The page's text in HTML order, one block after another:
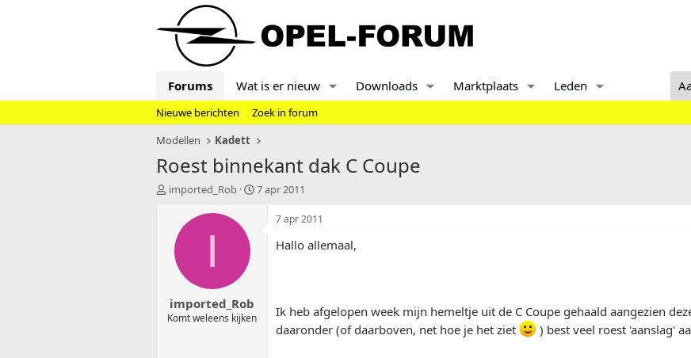
Forums Wat is er nieuw Downloads Marktplaats Leden
Nieuwe berichten
Zoek in forum
Modellen
Kadett
Roest binnekant dak C Coupe
T
r
t
imported_Rob
S
m
7 apr 2011
I
imported_Rob
Komt weleens kijken
7 apr 2011
Hallo allemaal,
Ik heb afgelopen week mijn hemeltje uit de C Coupe gehaald aangezien
daaronder (of daarboven, net hoe je het ziet
) best veel roest 'aanslag'